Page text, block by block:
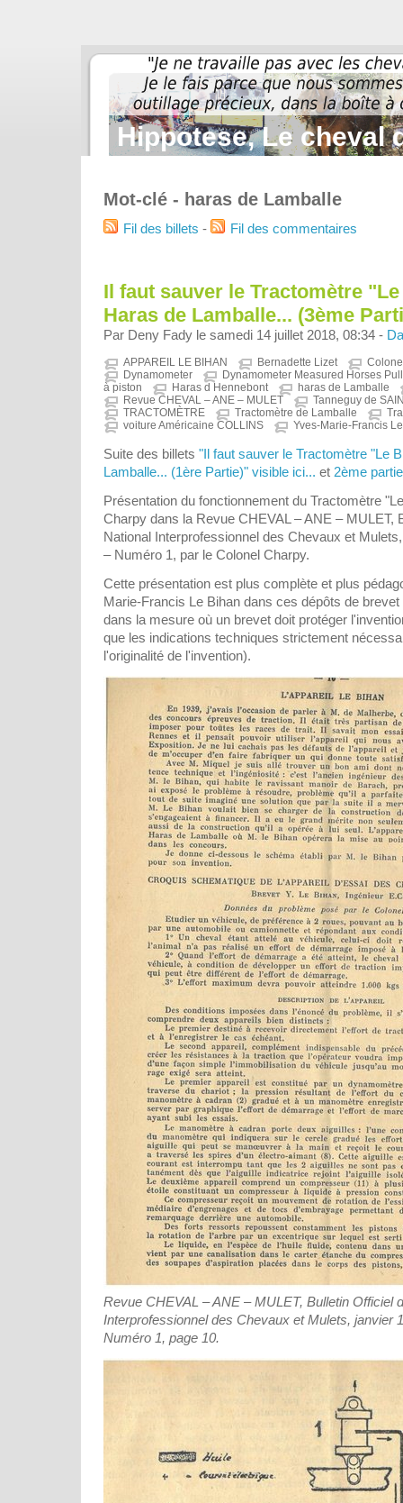
Hippotese, Le cheval
Mot-clé - haras de Lamballe
Fil des billets - Fil des commentaires
Il faut sauver le Tractomètre
Haras de Lamballe... (3ème
Par Deny Fady le samedi 14 juillet 2018, 08:34 -
APPAREIL LE BIHAN Bernadette Lizet
Dynamometer
Dynamometer Measured Horses
à piston
Haras d Hennebont
haras de Lamballe
Revue CHEVAL – ANE – MULET
Tanneguy de
TRACTOMÈTRE
Tractomètre de Lamballe
voiture Américaine COLLINS
Yves-Marie-Francis
Suite des billets "Il faut sauver le Tractomètre "Le
Lamballe... (1ère Partie)" visible ici... et 2ème
Présentation du fonctionnement du Tractomètre
Charpy dans la Revue CHEVAL – ANE – MULET,
National Interprofessionnel des Chevaux et
– Numéro 1, par le Colonel Charpy.
Cette présentation est plus complète et plus
Marie-Francis Le Bihan dans ces dépôts de
dans la mesure où un brevet doit protéger
que les indications techniques strictement
l'originalité de l'invention).
Revue CHEVAL – ANE – MULET, Bulletin Officiel
Interprofessionnel des Chevaux et Mulets, janvier
Numéro 1, page 10.